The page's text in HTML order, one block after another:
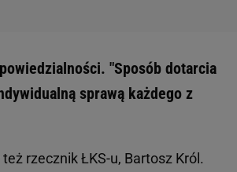
"Sposób dotarcia
sprawą każdego z
rzecznik ŁKS-u, Bartosz Król.